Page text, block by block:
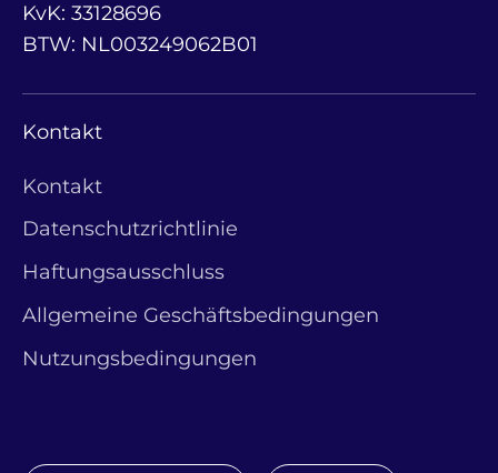
KvK: 33128696
BTW: NL003249062B01
Kontakt
Kontakt
Datenschutzrichtlinie
Haftungsausschluss
Allgemeine Geschäftsbedingungen
Nutzungsbedingungen